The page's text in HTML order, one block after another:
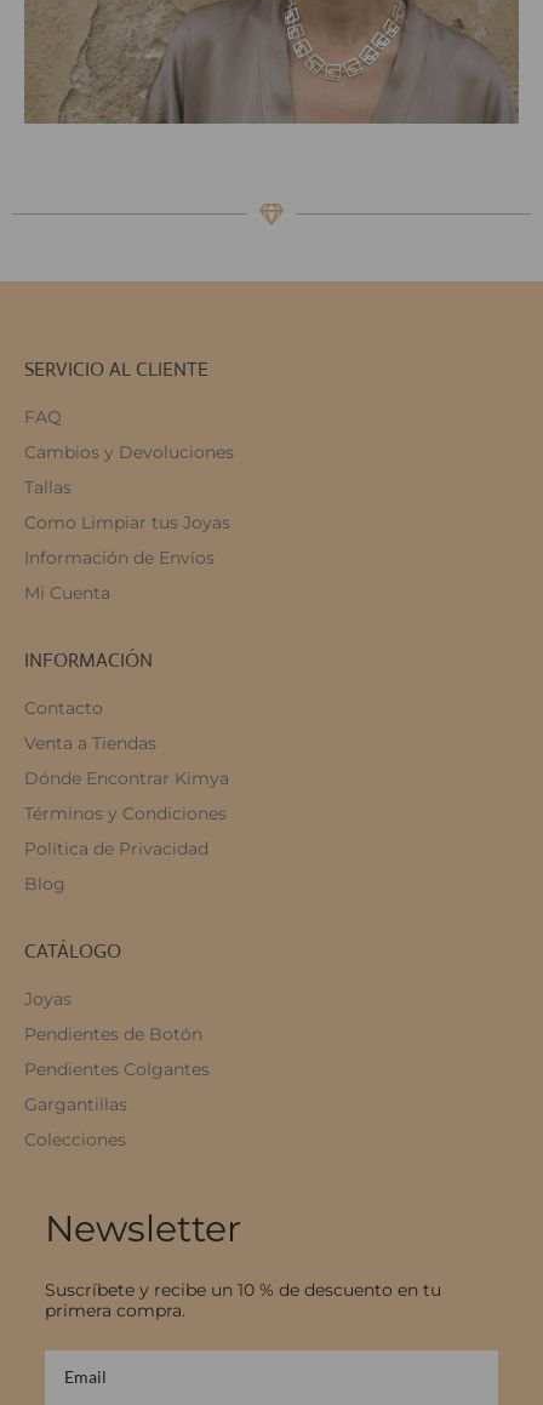
SERVICIO AL CLIENTE
FAQ
Cambios y Devoluciones
Tallas
Como Limpiar tus Joyas
Información de Envíos
Mi Cuenta
INFORMACIÓN
Contacto
Venta a Tiendas
Dónde Encontrar Kimya
Términos y Condiciones
Política de Privacidad
Blog
CATÁLOGO
Joyas
Pendientes de Botón
Pendientes Colgantes
Gargantillas
Colecciones
Newsletter
Suscríbete y recibe un 10 % de descuento en tu
primera compra.